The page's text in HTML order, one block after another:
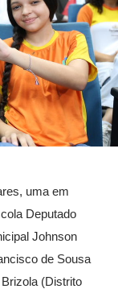
uma em
Deputado
Johnson
de Sousa
(Distrito